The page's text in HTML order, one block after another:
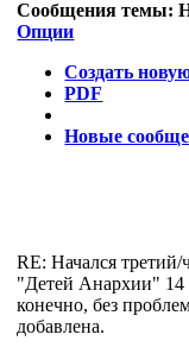
Сообщения темы:
Опции
Создать
PDF
Новые
RE: Начался третий/
"Детей Анархии" 14
конечно, без
добавлена.